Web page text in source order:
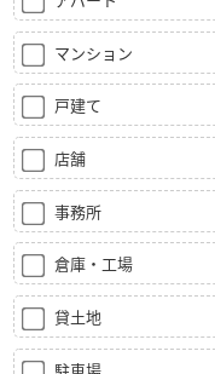
マンション
戸建て
店舗
事務所
倉庫・工場
貸土地